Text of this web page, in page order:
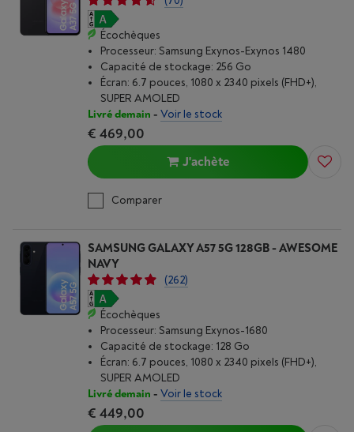
Écochèques
Processeur: Samsung Exynos-Exynos 1480
Capacité de stockage: 256 Go
Écran: 6.7 pouces, 1080 x 2340 pixels (FHD+),
SUPER AMOLED
Livré demain - Voir le stock
€ 469,00
J'achète
Comparer
SAMSUNG GALAXY A57 5G 128GB - AWESOME
NAVY
(262)
Écochèques
Processeur: Samsung Exynos-1680
Capacité de stockage: 128 Go
Écran: 6.7 pouces, 1080 x 2340 pixels (FHD+),
SUPER AMOLED
Livré demain - Voir le stock
€ 449,00